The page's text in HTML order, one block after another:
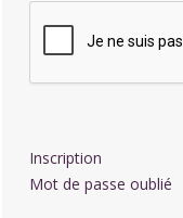
Inscription
Mot de passe oublié